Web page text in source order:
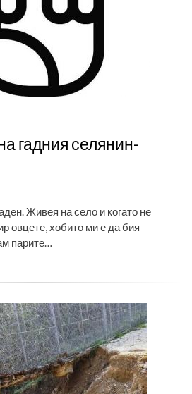
гадния селянин-
Живея на село и когато не
овцете, хобито ми е да бия
парите…